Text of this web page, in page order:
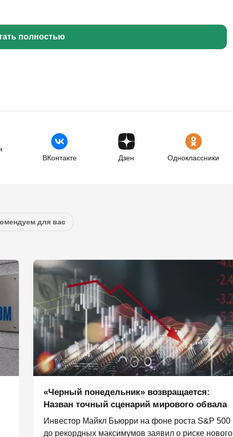
полностью
ВКонтакте Дзен Одноклассники
для вас
«Черный понедельник» возвращается:
Назван точный сценарий мирового обвала
Инвестор Майкл Бьюрри на фоне роста S&P 500
до рекордных максимумов заявил о риске нового